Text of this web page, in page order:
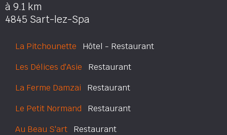
à 9.1 km
4845 Sart-lez-Spa
La Pitchounette Hôtel - Restaurant
Les Délices d'Asie Restaurant
La Ferme Damzai Restaurant
Le Petit Normand Restaurant
Au Beau S'art Restaurant